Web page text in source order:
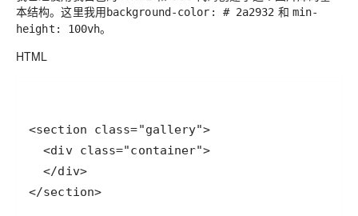
本结构。这里我用background-color: # 2a2932 和 min-
height: 100vh。
HTML
  </div>